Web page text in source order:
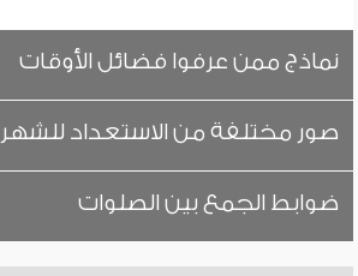
نماذج ممن عرفوا فضائل الأوقات
صور مختلفة من الاستعداد
ضوابط الجمع بين الصلوات